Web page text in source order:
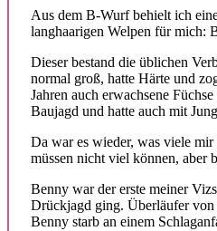
Aus dem B-Wurf behielt ich
langhaarigen Welpen für mich:
Dieser bestand die üblichen
normal groß, hatte Härte und
Jahren auch erwachsene
Baujagd und hatte auch mit
Da war es wieder, was viele
müssen nicht viel können, aber
Benny war der erste meiner
Drückjagd ging. Überläufer von
Benny starb an einem